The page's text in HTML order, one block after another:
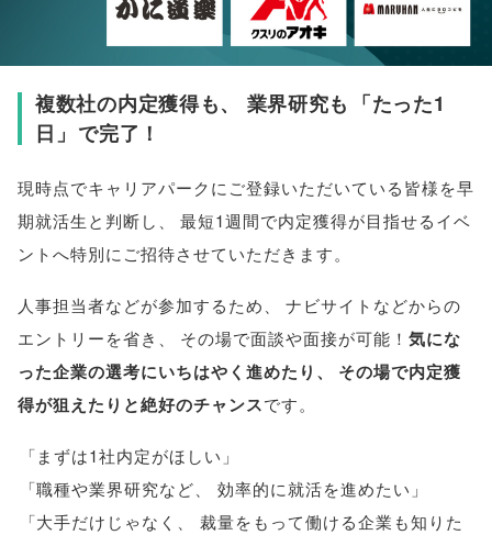
複数社の内定獲得も、 業界研究も 「たった1
日 」 で完了！
現時点でキャリアパークにご登録いただいている皆様を早
期就活生と判断し 、
最短1週間で内定獲得が目指せるイベ
ントへ特別にご招待させていただきます。
人事担当者などが参加するため、
ナビサイトなどからの
エントリーを省き 、 その場で面談や面接が可能！気にな
った企業の選考にいちはやく進めたり 、
その場で内定獲
得が狙えたりと絶好のチャンスです。
「まずは1社内定がほしい 」
「職種や業界研究など、 効率的に就活を進めたい 」
「大手だけじゃなく 、
裁量をもって働ける企業も知りた